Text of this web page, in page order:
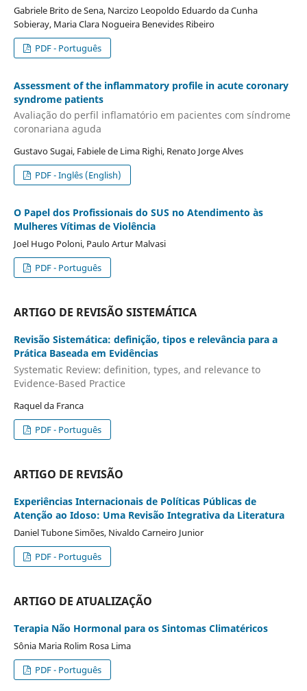
Gabriele Brito de Sena, Narcizo Leopoldo Eduardo da Cunha
Sobieray, Maria Clara Nogueira Benevides Ribeiro
PDF - Português
Assessment of the inflammatory profile in acute coronary
syndrome patients
Avaliação do perfil inflamatório em pacientes com síndrome
coronariana aguda
Gustavo Sugai, Fabiele de Lima Righi, Renato Jorge Alves
PDF - Inglês (English)
O Papel dos Profissionais do SUS no Atendimento às
Mulheres Vítimas de Violência
Joel Hugo Poloni, Paulo Artur Malvasi
PDF - Português
ARTIGO DE REVISÃO SISTEMÁTICA
Revisão Sistemática: definição, tipos e relevância para a
Prática Baseada em Evidências
Systematic Review: definition, types, and relevance to
Evidence-Based Practice
Raquel da Franca
PDF - Português
ARTIGO DE REVISÃO
Experiências Internacionais de Políticas Públicas de
Atenção ao Idoso: Uma Revisão Integrativa da Literatura
Daniel Tubone Simões, Nivaldo Carneiro Junior
PDF - Português
ARTIGO DE ATUALIZAÇÃO
Terapia Não Hormonal para os Sintomas Climatéricos
Sônia Maria Rolim Rosa Lima
PDF - Português